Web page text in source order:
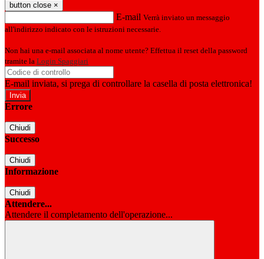
button close ×
E-mail Verrà inviato un messaggio
all'indirizzo indicato con le istruzioni necessarie.
Non hai una e-mail associata al nome utente? Effettua il reset della password
tramite la Login Spaggiari
E-mail inviata, si prega di controllare la casella di posta elettronica!
Errore
Chiudi
Successo
Chiudi
Informazione
Chiudi
Attendere...
Attendere il completamento dell'operazione...